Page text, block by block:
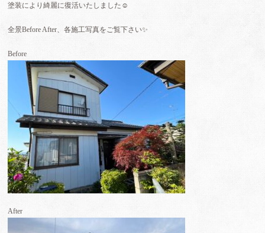
塗装により綺麗に復活いたしました☺️
全景Before After、各施工写真をご覧下さい✨️
Before
After